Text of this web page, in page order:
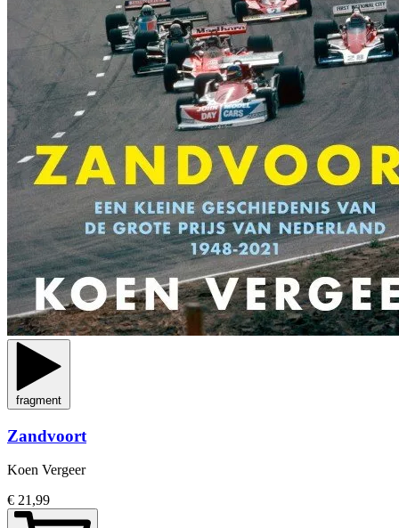
fragment
Zandvoort
Koen Vergeer
€ 21,99